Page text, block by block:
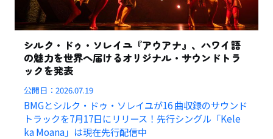
シルク・ドゥ・ソレイユ『アウアナ』、ハワイ語
の魅力を世界へ届けるオリジナル・サウンドトラ
ックを発表
公開日：2026.07.19
BMGとシルク・ドゥ・ソレイユが16 曲収録のサウンド
トラックを7月17日にリリース！先行シングル「Kele
ka Moana」は現在先行配信中